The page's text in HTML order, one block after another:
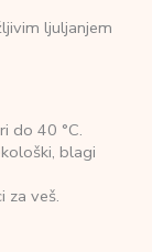
ljuljanjem
do 40 °C.
blagi
za veš.